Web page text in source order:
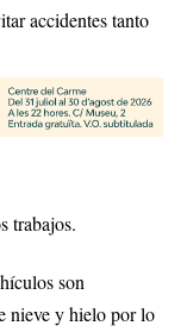
accidentes tanto
trabajos.
son
nieve y hielo por lo